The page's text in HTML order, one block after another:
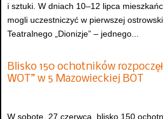
i sztuki. W dniach 10–12 lipca
mogli uczestniczyć w pierwszej
Teatralnego „Dionizje” – jednego...
Blisko 150 ochotników
WOT” w 5 Mazowieckiej BOT
W sobotę, 27 czerwca, blisko 150